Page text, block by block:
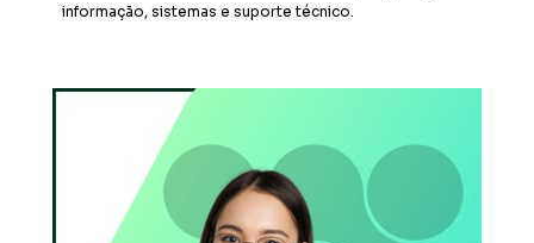
informação, sistemas e suporte técnico.